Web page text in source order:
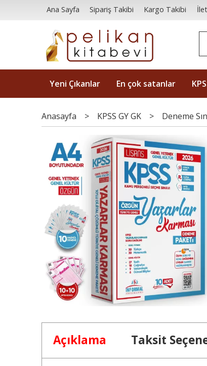
Ana Sayfa Sipariş Takibi Kargo Takibi
Yeni Çıkanlar En çok satanlar
Anasayfa > KPSS GY GK > Deneme
Açıklama Taksit